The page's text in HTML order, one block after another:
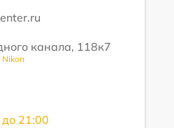
канала, 118к7
Nikon
21:00